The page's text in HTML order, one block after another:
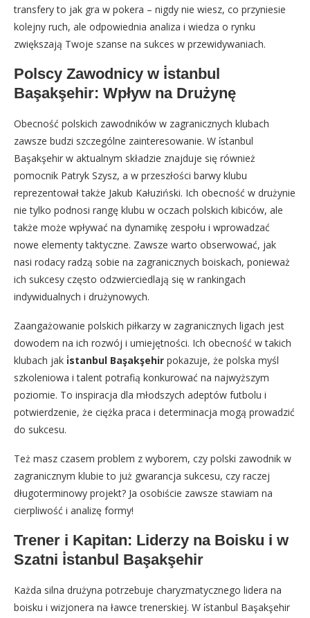
transfery to jak gra w pokera – nigdy nie wiesz, co przyniesie
kolejny ruch, ale odpowiednia analiza i wiedza o rynku
zwiększają Twoje szanse na sukces w przewidywaniach.
Polscy Zawodnicy w i̇stanbul
Başakşehir: Wpływ na Drużynę
Obecność polskich zawodników w zagranicznych klubach
zawsze budzi szczególne zainteresowanie. W i̇stanbul
Başakşehir w aktualnym składzie znajduje się również
pomocnik Patryk Szysz, a w przeszłości barwy klubu
reprezentował także Jakub Kałuziński. Ich obecność w drużynie
nie tylko podnosi rangę klubu w oczach polskich kibiców, ale
także może wpływać na dynamikę zespołu i wprowadzać
nowe elementy taktyczne. Zawsze warto obserwować, jak
nasi rodacy radzą sobie na zagranicznych boiskach, ponieważ
ich sukcesy często odzwierciedlają się w rankingach
indywidualnych i drużynowych.
Zaangażowanie polskich piłkarzy w zagranicznych ligach jest
dowodem na ich rozwój i umiejętności. Ich obecność w takich
klubach jak i̇stanbul Başakşehir pokazuje, że polska myśl
szkoleniowa i talent potrafią konkurować na najwyższym
poziomie. To inspiracja dla młodszych adeptów futbolu i
potwierdzenie, że ciężka praca i determinacja mogą prowadzić
do sukcesu.
Też masz czasem problem z wyborem, czy polski zawodnik w
zagranicznym klubie to już gwarancja sukcesu, czy raczej
długoterminowy projekt? Ja osobiście zawsze stawiam na
cierpliwość i analizę formy!
Trener i Kapitan: Liderzy na Boisku i w
Szatni i̇stanbul Başakşehir
Każda silna drużyna potrzebuje charyzmatycznego lidera na
boisku i wizjonera na ławce trenerskiej. W i̇stanbul Başakşehir